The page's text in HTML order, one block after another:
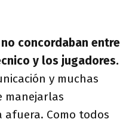
no concordaban entre
y los jugadores.
y muchas
manejarlas
Como todos